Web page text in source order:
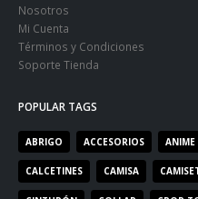
Nosotros
Mi Cuenta
Términos y Condiciones
Soporte Tienda
POPULAR TAGS
ABRIGO ACCESORIOS ANIME
CALCETINES CAMISA